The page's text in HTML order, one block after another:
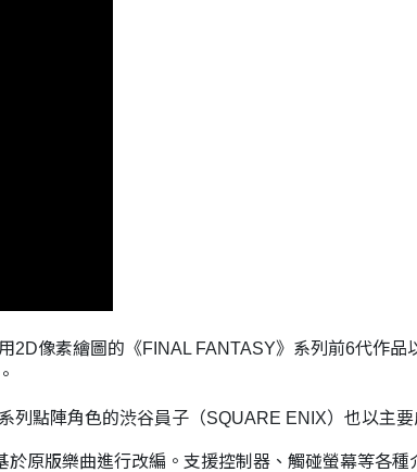
2D像素繪圖的《FINAL FANTASY》系列前6代作
點陣角色的渋谷員子（SQUARE ENIX）也以主要
原版樂曲進行改編。支援控制器、觸碰螢幕等各種